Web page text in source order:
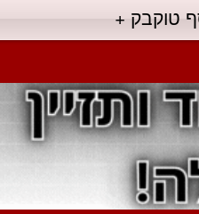
טוקבק +